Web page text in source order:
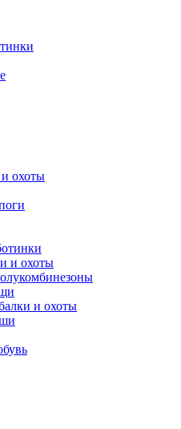
охоты
и охоты
и охоты